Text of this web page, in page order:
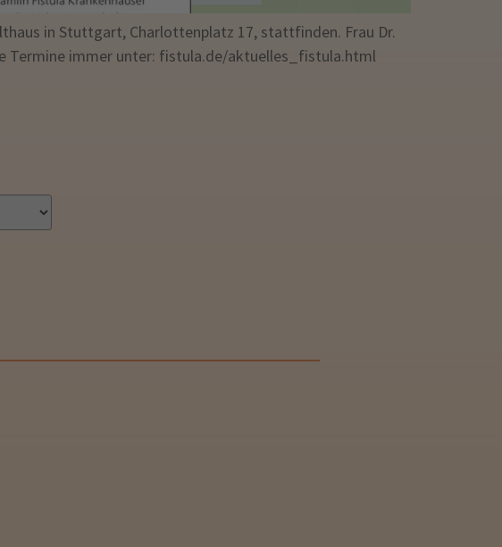
in Stuttgart, Charlottenplatz 17, stattfinden. Frau Dr.
Termine immer unter: fistula.de/aktuelles_fistula.html